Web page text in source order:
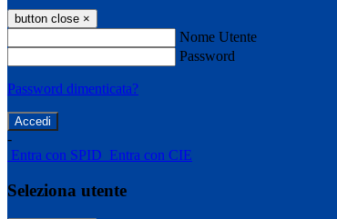
button close ×
Nome Utente
Password
Password dimenticata?
-
Entra con SPID Entra con CIE
Seleziona utente